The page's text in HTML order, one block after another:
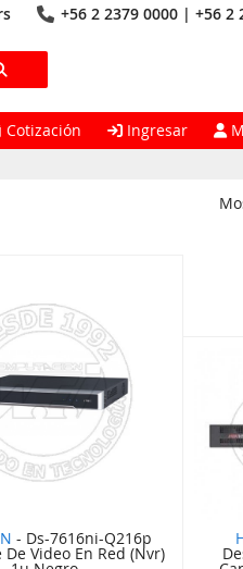
+56 2 2379 0000 | +56 2
Cotización Ingresar
- Ds-7616ni-Q216p
Video En Red (Nvr)